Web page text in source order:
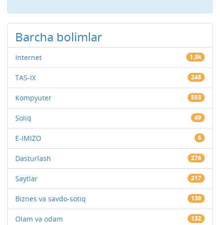
Barcha bolimlar
Internet 1.3k
TAS-IX 248
Kompyuter 553
Soliq 49
E-IMIZO 6
Dasturlash 276
Saytlar 217
Biznes va savdo-sotiq 138
Olam va odam 132